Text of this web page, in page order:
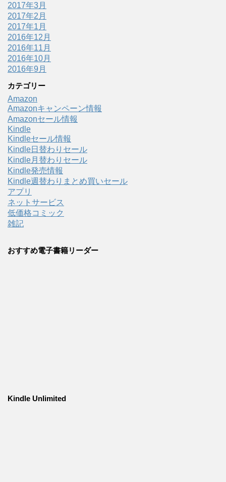
2017年3月
2017年2月
2017年1月
2016年12月
2016年11月
2016年10月
2016年9月
カテゴリー
Amazon
Amazonキャンペーン情報
Amazonセール情報
Kindle
Kindleセール情報
Kindle日替わりセール
Kindle月替わりセール
Kindle発売情報
Kindle週替わりまとめ買いセール
アプリ
ネットサービス
低価格コミック
雑記
おすすめ電子書籍リーダー
Kindle Unlimited